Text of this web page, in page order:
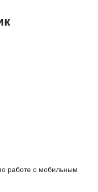
работе с мобильным